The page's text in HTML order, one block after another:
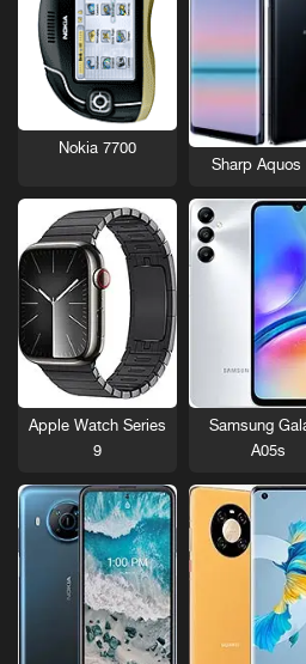
Sharp Aquos
Nokia 7700
Samsung
A05s
Apple Watch Series
9